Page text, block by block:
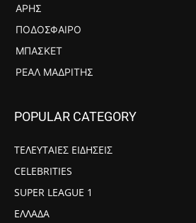
ΆΡΗΣ
ΠΟΔΌΣΦΑΙΡΟ
ΜΠΆΣΚΕΤ
ΡΕΆΛ ΜΑΔΡΊΤΗΣ
POPULAR CATEGORY
ΤΕΛΕΥΤΑΙΕΣ ΕΙΔΗΣΕΙΣ
CELEBRITIES
SUPER LEAGUE 1
ΕΛΛΑΔΑ